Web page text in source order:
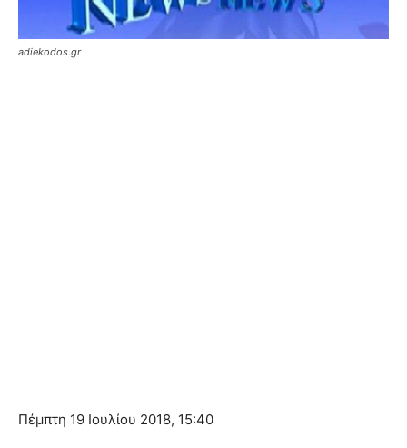
adiekodos.gr
Πέμπτη 19 Ιουλίου 2018, 15:40